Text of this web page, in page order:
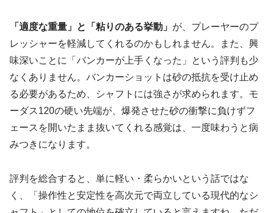
「適度な重量」と「粘りのある挙動」 が、プレーヤーのプ
レッシャーを軽減してくれるのかもしれません。また、興
味深いことに「バンカーが上手くなった」という評判も少
なくありません。バンカーショットは砂の抵抗を受け止め
る必要があるため、シャフトには強さが求められます。モ
ーダス120の硬い先端が、爆発させた砂の衝撃に負けずフ
ェースを開いたまま抜いてくれる感覚は、一度味わうと病
みつきになります。
評判を総合すると、単に軽い・柔らかいという話ではな
く、
「操作性と安定性を高次元で両立している現代的なシ